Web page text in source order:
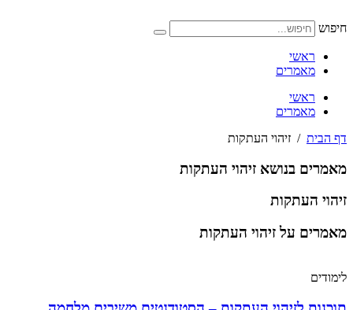
לתוכן
חיפוש
ראשי
מאמרים
ראשי
מאמרים
דף הבית / זיהוי העתקות
מאמרים בנושא זיהוי העתקות
זיהוי העתקות
מאמרים על זיהוי העתקות
לימודים